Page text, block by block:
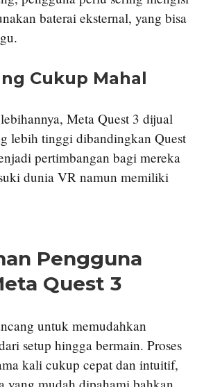
baterai eksternal, yang bisa
Cukup Mahal
Meta Quest 3 dijual
lebih tinggi dibandingkan Quest
pertimbangan bagi mereka
dunia VR namun memiliki
Pengguna
Quest 3
untuk memudahkan
setup hingga bermain. Proses
kali cukup cepat dan intuitif,